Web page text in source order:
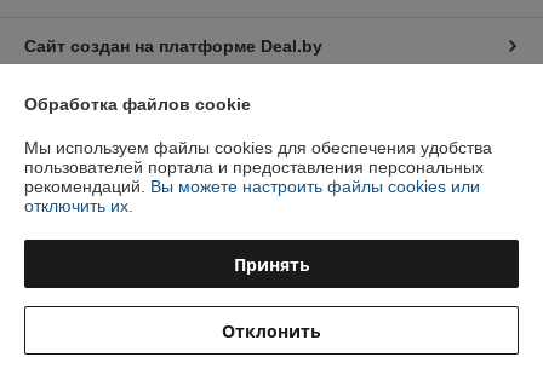
Сайт создан на платформе Deal.by
Информация для покупателя
Юридическое лицо:ООО "Инжеком"
Обработка файлов cookie
Мы используем файлы cookies для обеспечения удобства
пользователей портала и предоставления персональных
рекомендаций. Вы можете настроить файлы cookies или
отключить их.
Принять
Отклонить